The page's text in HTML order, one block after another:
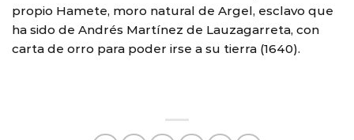
propio Hamete, moro natural de Argel, esclavo que
ha sido de Andrés Martínez de Lauzagarreta, con
carta de orro para poder irse a su tierra (1640).